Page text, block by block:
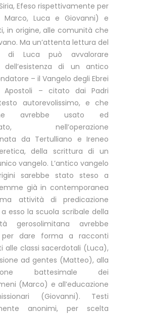
Efeso rispettivamente per
Marco, Luca e Giovanni) e
in origine, alle comunità che
Ma un’attenta lettura del
di Luca può avvalorare
dell’esistenza di un antico
– il Vangelo degli Ebrei
Apostoli – citato dai Padri
autorevolissimo, e che
avrebbe usato ed
nell’operazione
da Tertulliano e Ireneo
della scrittura di un
vangelo. L’antico vangelo
sarebbe stato steso a
già in contemporanea
attività di predicazione
esso la scuola scribale della
gerosolimitana avrebbe
dare forma a racconti
alle classi sacerdotali (Luca),
ad gentes (Matteo), alla
battesimale dei
(Marco) e all’educazione
(Giovanni). Testi
anonimi, per scelta